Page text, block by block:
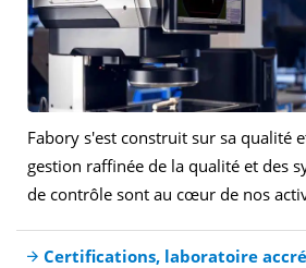
Fabory s'est construit sur sa qualité
gestion raffinée de la qualité et des
de contrôle sont au cœur de nos
Certifications, laboratoire